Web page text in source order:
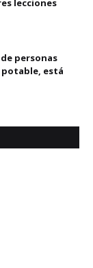
lecciones
personas
potable, está